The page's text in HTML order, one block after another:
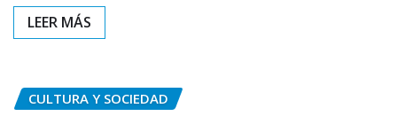
CULTURA Y SOCIEDAD